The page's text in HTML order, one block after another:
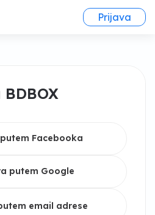
Prijava
Facebooka
putem Google
email adrese